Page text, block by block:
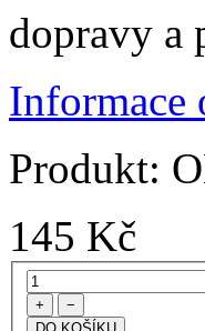
dopravy a
Informace
Produkt:
145 Kč
+ −